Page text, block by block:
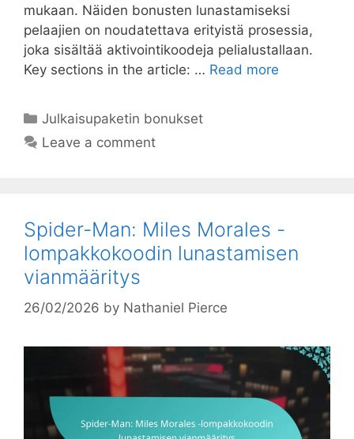
mukaan. Näiden bonusten lunastamiseksi
pelaajien on noudatettava erityistä prosessia,
joka sisältää aktivointikoodeja pelialustallaan.
Key sections in the article: … Read more
Categories
Julkaisupaketin bonukset
Leave a comment
Spider-Man: Miles Morales -
lompakkokoodin lunastamisen
vianmääritys
26/02/2026 by Nathaniel Pierce